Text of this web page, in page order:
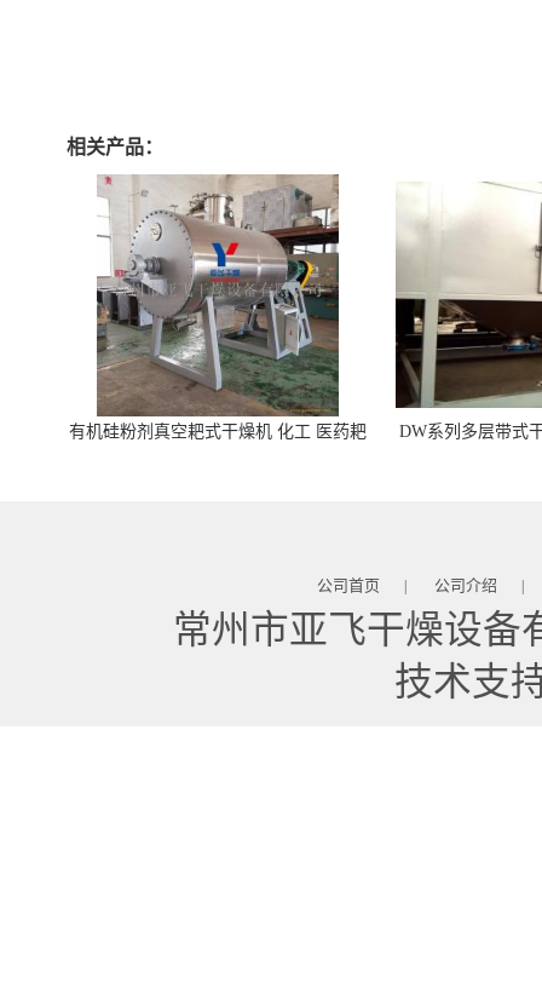
相关产品：
有机硅粉剂真空耙式干燥机 化工 医药耙
DW系列多层带式
公司首页 | 公司介绍 |
常州市亚飞干燥设备
技术支